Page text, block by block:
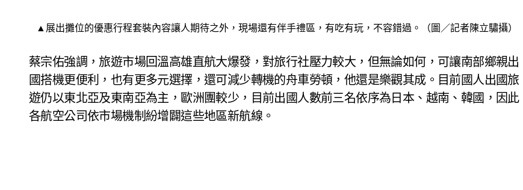
▲展出攤位的優惠行程套裝內容讓人期待之外，現場還有伴手禮區，有吃有玩，不容錯過。（圖／記者陳立驌攝）
蔡宗佑強調，旅遊市場回溫高雄直航大爆發，對旅行社壓力較大，但無論如何，可讓南部鄉親出
國搭機更便利，也有更多元選擇，還可減少轉機的舟車勞頓，他還是樂觀其成。目前國人出國旅
遊仍以東北亞及東南亞為主，歐洲團較少，目前出國人數前三名依序為日本、越南、韓國，因此
各航空公司依市場機制紛增闢這些地區新航線。